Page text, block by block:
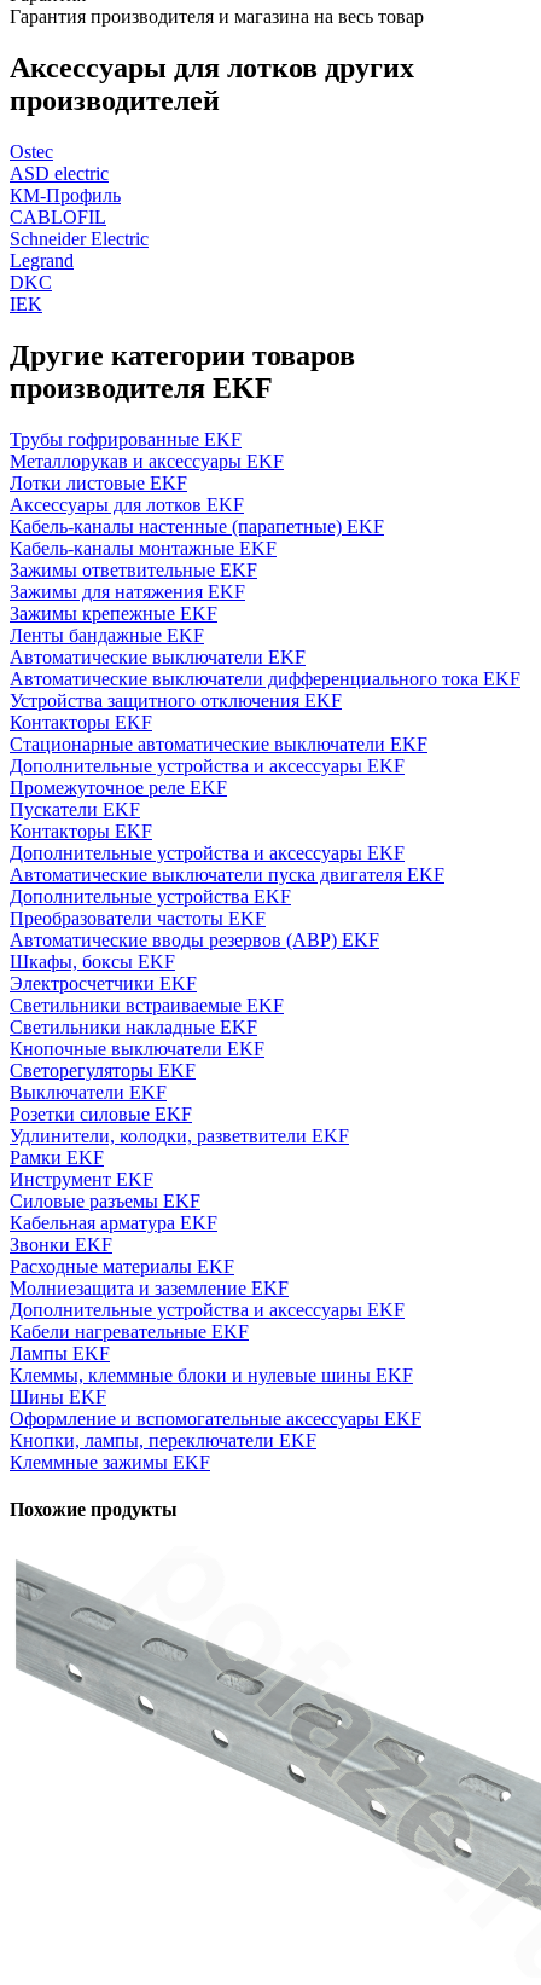
Гарантия производителя и магазина на весь товар
Аксессуары для лотков других
производителей
Ostec
ASD electric
КМ-Профиль
CABLOFIL
Schneider Electric
Legrand
DKC
IEK
Другие категории товаров
производителя EKF
Трубы гофрированные EKF
Металлорукав и аксессуары EKF
Лотки листовые EKF
Аксессуары для лотков EKF
Кабель-каналы настенные (парапетные) EKF
Кабель-каналы монтажные EKF
Зажимы ответвительные EKF
Зажимы для натяжения EKF
Зажимы крепежные EKF
Ленты бандажные EKF
Автоматические выключатели EKF
Автоматические выключатели дифференциального тока EKF
Устройства защитного отключения EKF
Контакторы EKF
Стационарные автоматические выключатели EKF
Дополнительные устройства и аксессуары EKF
Промежуточное реле EKF
Пускатели EKF
Контакторы EKF
Дополнительные устройства и аксессуары EKF
Автоматические выключатели пуска двигателя EKF
Дополнительные устройства EKF
Преобразователи частоты EKF
Автоматические вводы резервов (АВР) EKF
Шкафы, боксы EKF
Электросчетчики EKF
Светильники встраиваемые EKF
Светильники накладные EKF
Кнопочные выключатели EKF
Светорегуляторы EKF
Выключатели EKF
Розетки силовые EKF
Удлинители, колодки, разветвители EKF
Рамки EKF
Инструмент EKF
Силовые разъемы EKF
Кабельная арматура EKF
Звонки EKF
Расходные материалы EKF
Молниезащита и заземление EKF
Дополнительные устройства и аксессуары EKF
Кабели нагревательные EKF
Лампы EKF
Клеммы, клеммные блоки и нулевые шины EKF
Шины EKF
Оформление и вспомогательные аксессуары EKF
Кнопки, лампы, переключатели EKF
Клеммные зажимы EKF
Похожие продукты